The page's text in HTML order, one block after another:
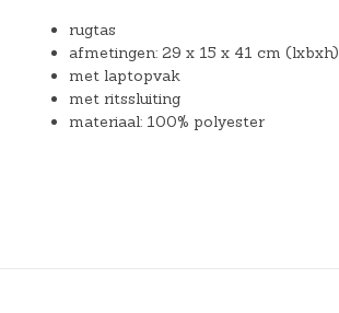
rugtas
afmetingen: 29 x 15 x 41 cm (lxbxh)
met laptopvak
met ritssluiting
materiaal: 100% polyester